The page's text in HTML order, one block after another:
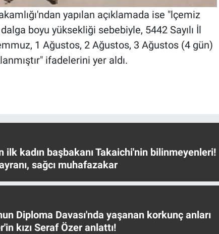
yapılan açıklamada ise "lçemiz
boyu yüksekliği sebebiyle, 5442 Sayılı İl
1 Ağustos, 2 Ağustos, 3 Ağustos (4 gün)
ifadelerini yer aldı.
ilk kadın başbakanı Takaichi'nin bilinmeyenleri!
sağcı muhafazakar
Diploma Davası'nda yaşanan korkunç anları
kızı Seraf Özer anlattı!